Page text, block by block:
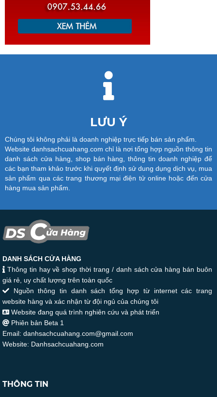
LƯU Ý
Chúng tôi không phải là doanh nghiệp trực tiếp bán sản phẩm.
Website danhsachcuahang.com chỉ là nơi tổng hợp nguồn thông tin
danh sách cửa hàng, shop bán hàng, thông tin doanh nghiệp để
các bạn tham khảo trước khi quyết định sử dung dụng dịch vụ, mua
sản phẩm qua các trang thương mại điện tử online hoặc đến cửa
hàng mua sản phẩm.
DANH SÁCH CỬA HÀNG
Thông tin hay về shop thời trang / danh sách cửa hàng bán buôn
giá rẻ, uy chất lượng trên toàn quốc
Nguồn thông tin danh sách tổng hợp từ internet các trang
website hàng và xác nhận từ đội ngủ của chúng tôi
Website đang quá trình nghiên cứu và phát triển
Phiên bản Beta 1
Email: danhsachcuahang.com@gmail.com
Website: Danhsachcuahang.com
THÔNG TIN